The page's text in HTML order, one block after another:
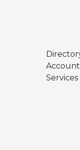
Services